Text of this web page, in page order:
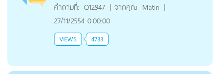
คำถามที่: Q12947 | จากคุณ Matin |
27/11/2554 0:00:00
VIEWS 4733